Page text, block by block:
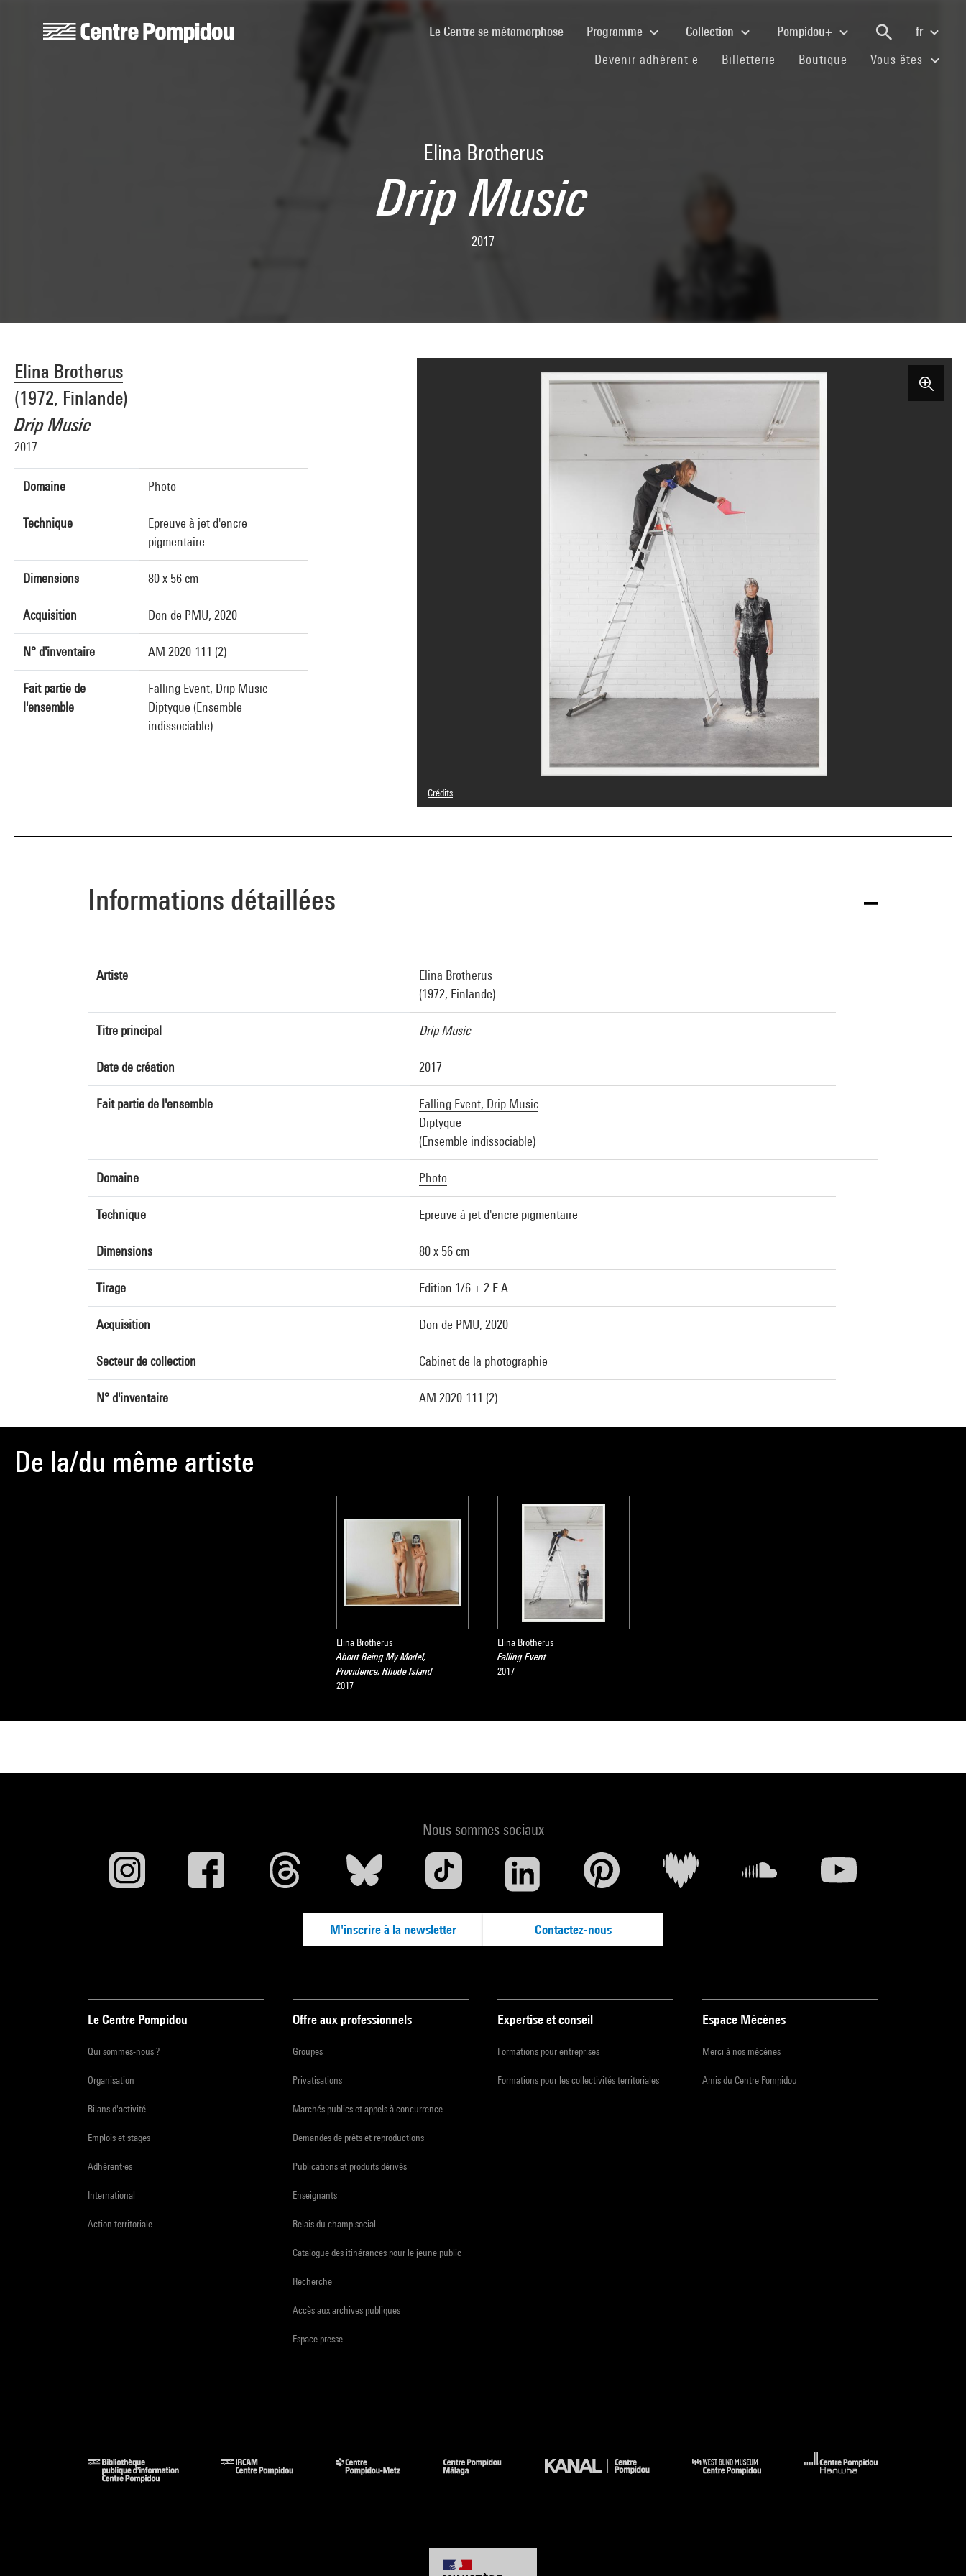
Le Centre se métamorphose(current)Programme Collection Pompidou+
fr
Devenir adhérent·e (current)
Billetterie (current)
Boutique (current)
Vous êtes
Elina Brotherus
Drip Music
2017
Elina Brotherus
(1972, Finlande)
Drip Music
2017
Domaine Photo
Technique
Epreuve à jet d'encre
pigmentaire
Dimensions 80 x 56 cm
Acquisition Don de PMU, 2020
N° d'inventaire AM 2020-111 (2)
Fait partie de
l'ensemble
Falling Event, Drip Music
Diptyque (Ensemble
indissociable)
Crédits
© Adagp, Paris
Réf. image : 4N94929
Informations détaillées
Artiste
Elina Brotherus
(1972, Finlande)
Titre principal Drip Music
Date de création 2017
Fait partie de l'ensemble
Falling Event, Drip Music
Diptyque
(Ensemble indissociable)
Domaine Photo
Technique Epreuve à jet d'encre pigmentaire
Dimensions 80 x 56 cm
Tirage Edition 1/6 + 2 E.A
Acquisition Don de PMU, 2020
Secteur de collection Cabinet de la photographie
N° d'inventaire AM 2020-111 (2)
De la/du même artiste
Elina Brotherus
About Being My Model,
Providence, Rhode Island
2017
Elina Brotherus
Falling Event
2017
Nous sommes sociaux
M'inscrire à la newsletter Contactez-nous
Le Centre Pompidou
Qui sommes-nous ?
Organisation
Bilans d'activité
Emplois et stages
Adhérent·es
International
Action territoriale
Offre aux professionnels
Groupes
Privatisations
Marchés publics et appels à concurrence
Demandes de prêts et reproductions
Publications et produits dérivés
Enseignants
Relais du champ social
Catalogue des itinérances pour le jeune public
Recherche
Accès aux archives publiques
Espace presse
Expertise et conseil
Formations pour entreprises
Formations pour les collectivités territoriales
Espace Mécènes
Merci à nos mécènes
Amis du Centre Pompidou